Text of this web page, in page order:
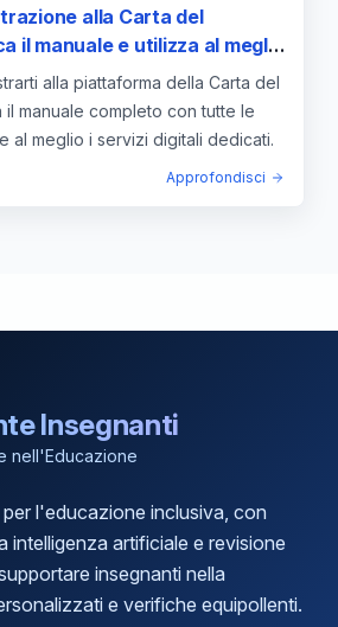
alla Carta del
il manuale e utilizza al meglio
alla piattaforma della Carta del
manuale completo con tutte le
al meglio i servizi digitali dedicati.
Approfondisci
Insegnanti
nell'Educazione
l'educazione inclusiva, con
intelligenza artificiale e revisione
insegnanti nella
e verifiche equipollenti.